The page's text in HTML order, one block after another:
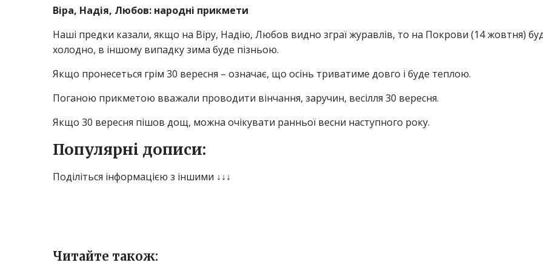
Віра, Надія, Любов: народні прикмети
Наші предки казали, якщо на Віру, Надію, Любов видно зграї журавлів, то на Покрови (14 жовтня)
холодно, в іншому випадку зима буде пізньою.
Якщо пронесеться грім 30 вересня – означає, що осінь триватиме довго і буде теплою.
Поганою прикметою вважали проводити вінчання, заручин, весілля 30 вересня.
Якщо 30 вересня пішов дощ, можна очікувати ранньої весни наступного року.
Популярні дописи:
Поділіться інформацією з іншими ↓↓↓
Читайте також: